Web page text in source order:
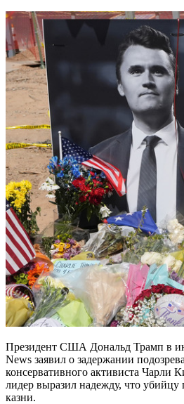
Президент США Дональд Трамп в
News заявил о задержании
консервативного активиста Чарли
лидер выразил надежду, что убийцу
казни.